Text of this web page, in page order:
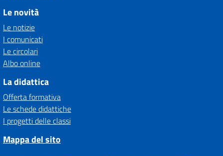
Le novità
Le notizie
I comunicati
Le circolari
Albo online
La didattica
Offerta formativa
Le schede didattiche
I progetti delle classi
Mappa del sito